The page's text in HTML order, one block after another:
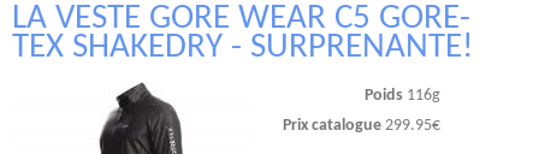
LA VESTE GORE WEAR C5 GORE-
TEX SHAKEDRY - SURPRENANTE!
Poids 116g
Prix catalogue 299.95€